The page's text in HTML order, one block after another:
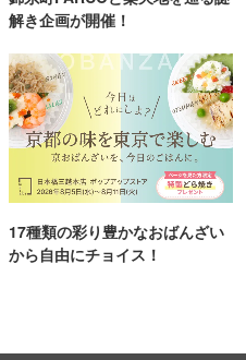
解き企画が開催！
17種類の彩り豊かなおばんざい
から自由にチョイス！